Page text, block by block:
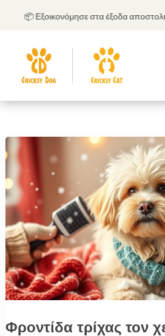
📦 Εξοικονόμησε στα έξοδα αποστολής
Φροντίδα τρίχας τον